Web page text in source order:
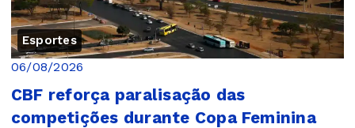
Esportes
06/08/2026
CBF reforça paralisação das
competições durante Copa Feminina